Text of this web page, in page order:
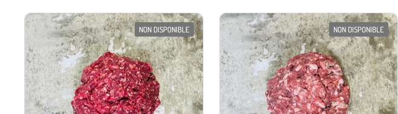
NON DISPONIBLE NON DISPONIBLE